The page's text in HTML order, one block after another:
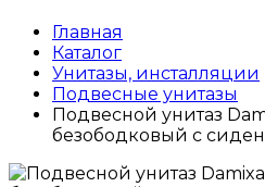
Главная
Каталог
Унитазы, инсталляции
Подвесные унитазы
Подвесной унитаз
безободковый с